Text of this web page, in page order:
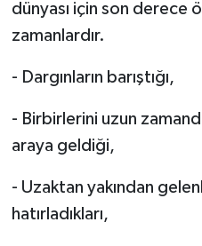
dünyası için son derece
zamanlardır.
- Dargınların barıştığı,
- Birbirlerini uzun
araya geldiği,
- Uzaktan yakından
hatırladıkları,